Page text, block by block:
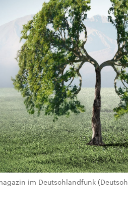
im Deutschlandfunk